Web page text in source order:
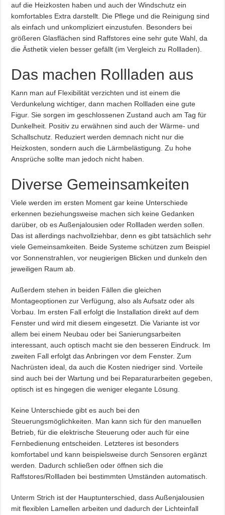
auf die Heizkosten haben und auch der Windschutz ein
komfortables Extra darstellt. Die Pflege und die Reinigung sind
als einfach und unkompliziert einzustufen. Besonders bei
größeren Glasflächen sind Raffstores eine sehr gute Wahl, da
die Ästhetik vielen besser gefällt (im Vergleich zu Rollladen).
Das machen Rollladen aus
Kann man auf Flexibilität verzichten und ist einem die
Verdunkelung wichtiger, dann machen Rollladen eine gute
Figur. Sie sorgen im geschlossenen Zustand auch am Tag für
Dunkelheit. Positiv zu erwähnen sind auch der Wärme- und
Schallschutz. Reduziert werden demnach nicht nur die
Heizkosten, sondern auch die Lärmbelästigung. Zu hohe
Ansprüche sollte man jedoch nicht haben.
Diverse Gemeinsamkeiten
Viele werden im ersten Moment gar keine Unterschiede
erkennen beziehungsweise machen sich keine Gedanken
darüber, ob es Außenjalousien oder Rollladen werden sollen.
Das ist allerdings nachvollziehbar, denn es gibt tatsächlich sehr
viele Gemeinsamkeiten. Beide Systeme schützen zum Beispiel
vor Sonnenstrahlen, vor neugierigen Blicken und dunkeln den
jeweiligen Raum ab.
Außerdem stehen in beiden Fällen die gleichen
Montageoptionen zur Verfügung, also als Aufsatz oder als
Vorbau. Im ersten Fall erfolgt die Installation direkt auf dem
Fenster und wird mit diesem eingesetzt. Die Variante ist vor
allem bei einem Neubau oder bei Sanierungsarbeiten
interessant, auch optisch macht sie den besseren Eindruck. Im
zweiten Fall erfolgt das Anbringen vor dem Fenster. Zum
Nachrüsten ideal, da auch die Kosten niedriger sind. Vorteile
sind auch bei der Wartung und bei Reparaturarbeiten gegeben,
optisch ist es hingegen die weniger elegante Lösung.
Keine Unterschiede gibt es auch bei den
Steuerungsmöglichkeiten. Man kann sich für den manuellen
Betrieb, für die elektrische Steuerung oder auch für eine
Fernbedienung entscheiden. Letzteres ist besonders
komfortabel und kann beispielsweise durch Sensoren ergänzt
werden. Dadurch schließen oder öffnen sich die
Raffstores/Rollladen bei bestimmten Umständen automatisch.
Unterm Strich ist der Hauptunterschied, dass Außenjalousien
mit flexiblen Lamellen arbeiten und dadurch der Lichteinfall